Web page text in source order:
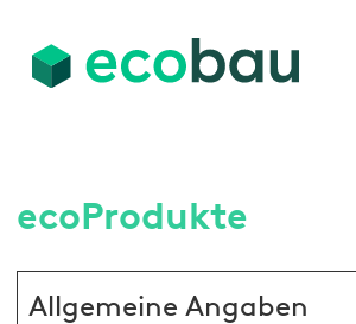
ecoProdukte
Allgemeine Angaben